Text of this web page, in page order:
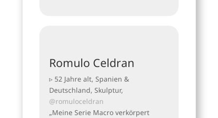
Romulo Celdran
▹ 52 Jahre alt, Spanien &
Deutschland, Skulptur,
@romuloceldran
„Meine Serie Macro verkörpert